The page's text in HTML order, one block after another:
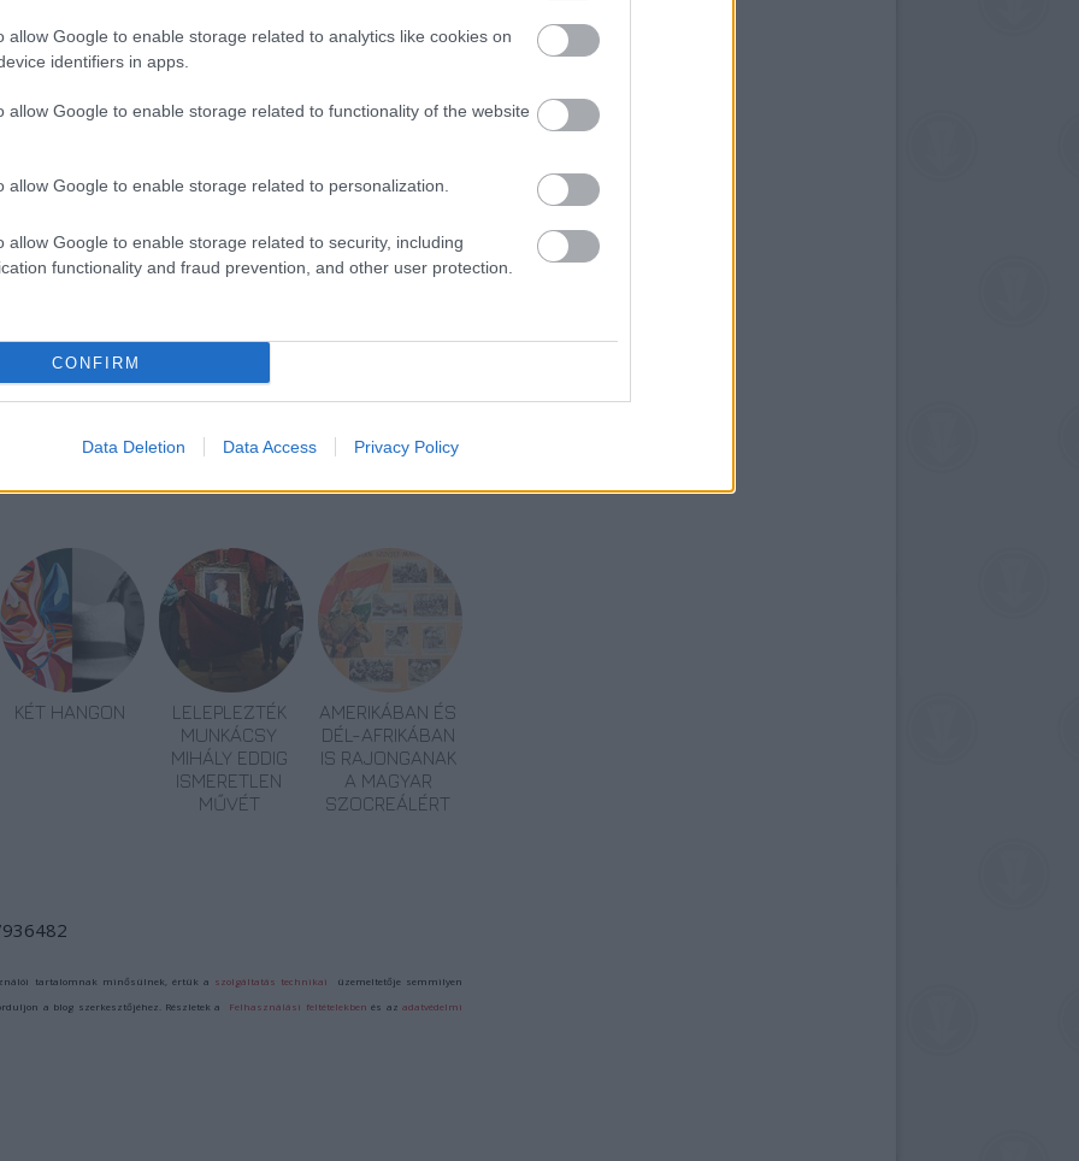
allow Google to enable storage related to analytics like cookies on
identifiers in apps.
allow Google to enable storage related to functionality of the website
allow Google to enable storage related to personalization.
allow Google to enable storage related to security, including
functionality and fraud prevention, and other user protection.
CONFIRM
Data Deletion Data Access Privacy Policy
Nemzeti Művészeti Galériában látható, de
Múzeumban és a párizsi Orsay Múzeumban is.
visznek, a szakemberek megpróbálják
szerint a Christie's illetékesei a
felajánlották az elmúlt hat hónapban
sem jelezte vételi szándékát, az aukciósház úgy
- írta a The New York Times amerikai
áron, aukciós rekord lesz Manet esetében.
francia festő önarcképét 33,2 millió dollár
KÉT HANGON
LELEPLEZTÉK
MUNKÁCSY
MIHÁLY EDDIG
ISMERETLEN
MŰVÉT
AMERIKÁBAN ÉS
DÉL-AFRIKÁBAN
IS RAJONGANAK
A MAGYAR
SZOCREÁLÉRT
tartalomnak minősülnek, értük a szolgáltatás technikai üzemeltetője semmilyen
a blog szerkesztőjéhez. Részletek a Felhasználási feltételekben és azadatvédelmi